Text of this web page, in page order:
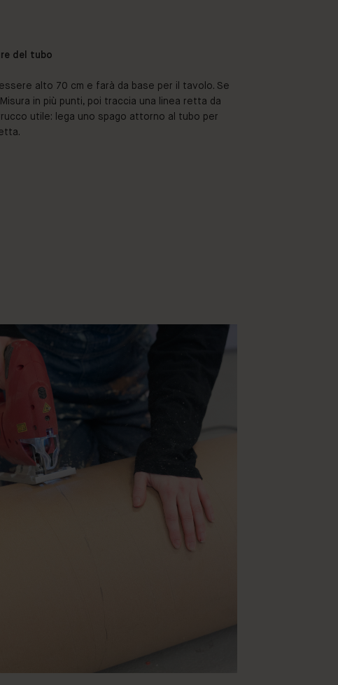
del tubo
alto 70 cm e farà da base per il tavolo. Se
in più punti, poi traccia una linea retta da
utile: lega uno spago attorno al tubo per